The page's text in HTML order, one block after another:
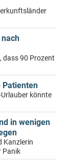
dass 90 Prozent
Patienten
könnte
in wenigen
Kanzlerin
Panik